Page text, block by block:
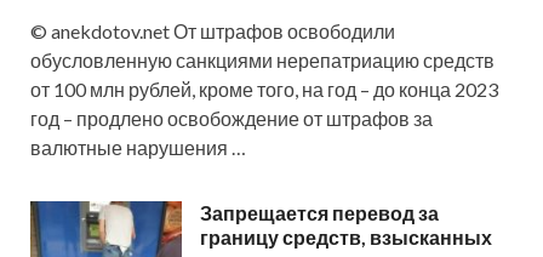
© anekdotov.net От штрафов освободили
обусловленную санкциями нерепатриацию средств
от 100 млн рублей, кроме того, на год – до конца 2023
год – продлено освобождение от штрафов за
валютные нарушения …
Запрещается перевод за
границу средств, взысканных